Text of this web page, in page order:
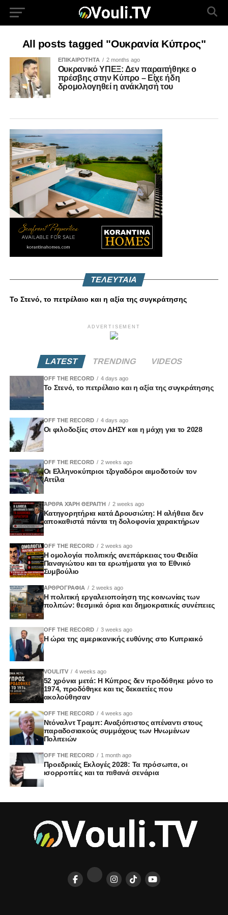
All posts tagged "Ουκρανία Κύπρος"
ΕΠΙΚΑΙΡΟΤΗΤΑ 2 months ago
Ουκρανικό ΥΠΕΞ: Δεν παραιτήθηκε ο
πρέσβης στην Κύπρο – Είχε ήδη
δρομολογηθεί η ανάκλησή του
ΤΕΛΕΥΤΑΙΑ
Το Στενό, το πετρέλαιο και η αξία της συγκράτησης
ADVERTISEMENT
LATEST TRENDING VIDEOS
OFF THE RECORD 4 days ago
Το Στενό, το πετρέλαιο και η αξία της συγκράτησης
OFF THE RECORD 4 days ago
Οι φιλοδοξίες στον ΔΗΣΥ και η μάχη για το 2028
OFF THE RECORD 2 weeks ago
Οι Ελληνοκύπριοι τζογαδόροι αιμοδοτούν τον
Αττίλα
ΆΡΘΡΑ ΧΆΡΗ ΘΕΡΑΠΉ 2 weeks ago
Κατηγορητήρια κατά Δρουσιώτη: Η αλήθεια δεν
αποκαθιστά πάντα τη δολοφονία χαρακτήρων
OFF THE RECORD 2 weeks ago
Η ομολογία πολιτικής ανεπάρκειας του Φειδία
Παναγιώτου και τα ερωτήματα για το Εθνικό
Συμβούλιο
ΑΡΘΡΟΓΡΑΦΙΑ 2 weeks ago
Η πολιτική εργαλειοποίηση της κοινωνίας των
πολιτών: θεσμικά όρια και δημοκρατικές συνέπειες
OFF THE RECORD 3 weeks ago
Η ώρα της αμερικανικής ευθύνης στο Κυπριακό
VOULITV 4 weeks ago
52 χρόνια μετά: Η Κύπρος δεν προδόθηκε μόνο το
1974, προδόθηκε και τις δεκαετίες που
ακολούθησαν
OFF THE RECORD 4 weeks ago
Ντόναλντ Τραμπ: Αναξιόπιστος απέναντι στους
παραδοσιακούς συμμάχους των Ηνωμένων
Πολιτειών
OFF THE RECORD 1 month ago
Προεδρικές Εκλογές 2028: Τα πρόσωπα, οι
ισορροπίες και τα πιθανά σενάρια